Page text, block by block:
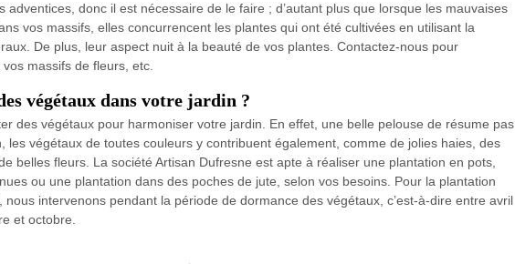
adventices, donc il est nécessaire de le faire ; d’autant plus que lorsque les mauvaises
vos massifs, elles concurrencent les plantes qui ont été cultivées en utilisant la
De plus, leur aspect nuit à la beauté de vos plantes. Contactez-nous pour
massifs de fleurs, etc.
végétaux dans votre jardin ?
des végétaux pour harmoniser votre jardin. En effet, une belle pelouse de résume pas
les végétaux de toutes couleurs y contribuent également, comme de jolies haies, des
belles fleurs. La société Artisan Dufresne est apte à réaliser une plantation en pots,
ou une plantation dans des poches de jute, selon vos besoins. Pour la plantation
nous intervenons pendant la période de dormance des végétaux, c’est-à-dire entre avril
et octobre.